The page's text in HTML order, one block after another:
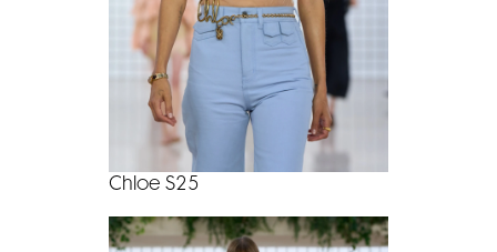
Chloe S25